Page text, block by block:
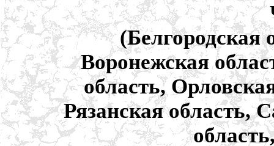
(Белгородская
Воронежская
область,
Рязанская область,